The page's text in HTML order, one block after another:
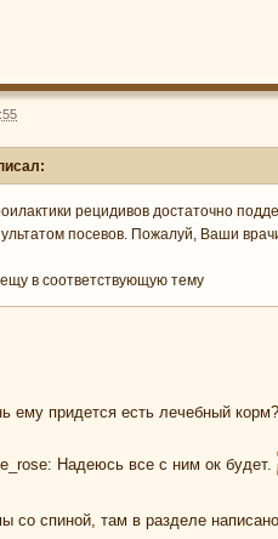
рецидивов достаточно
посевов. Пожалуй, Ваши
в соответствующую тему
ему придется есть лечебный
Надеюсь все с ним ок будет.
спиной, там в разделе